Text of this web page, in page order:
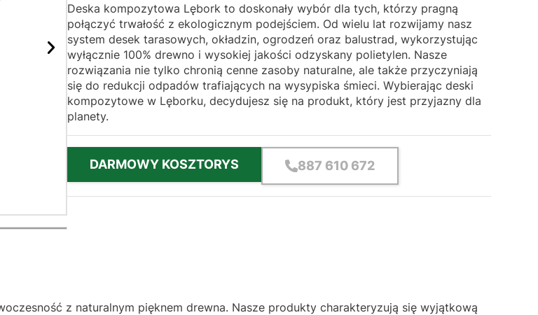
Deska kompozytowa Lębork to doskonały wybór dla tych, którzy pragną
połączyć trwałość z ekologicznym podejściem. Od wielu lat rozwijamy nasz
system desek tarasowych, okładzin, ogrodzeń oraz balustrad, wykorzystując
wyłącznie 100% drewno i wysokiej jakości odzyskany polietylen. Nasze
rozwiązania nie tylko chronią cenne zasoby naturalne, ale także przyczyniają
się do redukcji odpadów trafiających na wysypiska śmieci. Wybierając deski
kompozytowe w Lęborku, decydujesz się na produkt, który jest przyjazny dla
planety.
DARMOWY KOSZTORYS 887 610 672
z naturalnym pięknem drewna. Nasze produkty charakteryzują się wyjątkową